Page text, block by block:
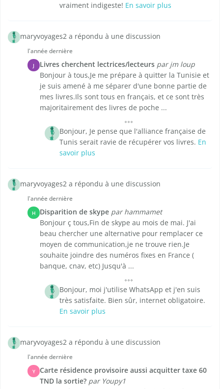
vraiment indigeste! En savoir plus
maryvoyages2 a répondu à une discussion
l'année dernière
J Livres cherchent lectrices/lecteurs par jm loup
Bonjour à tous,Je me prépare à quitter la Tunisie et
je suis amené à me séparer d'une bonne partie de
mes livres.Ils sont tous en français, et ce sont très
majoritairement des livres de poche ...
Bonjour, Je pense que l'alliance française de
Tunis serait ravie de récupérer vos livres. En
savoir plus
maryvoyages2 a répondu à une discussion
l'année dernière
H Disparition de skype par hammamet
Bonjour ç tous,Fin de skype au mois de mai. J'ai
beau chercher une alternative pour remplacer ce
moyen de communication,je ne trouve rien.Je
souhaite joindre des numéros fixes en France (
banque, cnav, etc) Jusqu'à ...
Bonjour, moi j'utilise WhatsApp et j'en suis
très satisfaite. Bien sûr, internet obligatoire.
En savoir plus
maryvoyages2 a répondu à une discussion
l'année dernière
Y
Carte résidence provisoire aussi acquitter taxe 60
TND la sortie? par Youpy1